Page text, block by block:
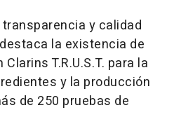
y calidad
la existencia de
T.R.U.S.T. para la
y la producción
de 250 pruebas de